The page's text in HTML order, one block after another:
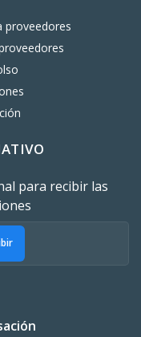
proveedores
para recibir las